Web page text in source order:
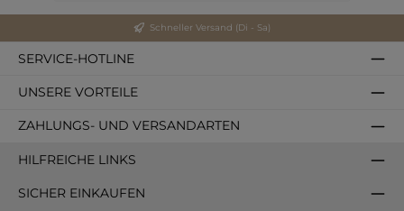
Schneller Versand (Di - Sa)
SERVICE-HOTLINE
UNSERE VORTEILE
ZAHLUNGS- UND VERSANDARTEN
HILFREICHE LINKS
SICHER EINKAUFEN